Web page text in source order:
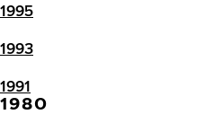
1995
1993
1991
1980